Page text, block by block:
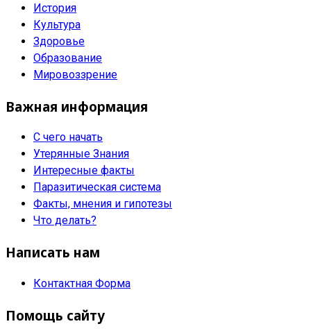
История
Культура
Здоровье
Образование
Мировоззрение
Важная информация
С чего начать
Утерянные Знания
Интересные факты
Паразитическая система
Факты, мнения и гипотезы
Что делать?
Написать нам
Контактная Форма
Помощь сайту